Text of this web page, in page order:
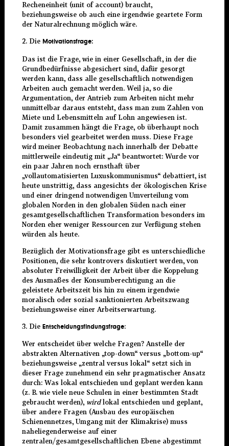
Recheneinheit (unit of account) braucht,
beziehungsweise ob auch eine irgendwie geartete Form
der Naturalrechnung möglich wäre.
2. DieMotivationsfrage:
Das ist die Frage, wie in einer Gesellschaft, in der die
Grundbedürfnisse abgesichert sind, dafür gesorgt
werden kann, dass alle gesellschaftlich notwendigen
Arbeiten auch gemacht werden. Weil ja, so die
Argumentation, der Antrieb zum Arbeiten nicht mehr
unmittelbar daraus entsteht, dass man zum Zahlen von
Miete und Lebensmitteln auf Lohn angewiesen ist.
Damit zusammen hängt die Frage, ob überhaupt noch
besonders viel gearbeitet werden muss. Diese Frage
wird meiner Beobachtung nach innerhalb der Debatte
mittlerweile eindeutig mit „Ja“ beantwortet: Wurde vor
ein paar Jahren noch ernsthaft über
„vollautomatisierten Luxuskommunismus“ debattiert, ist
heute unstrittig, dass angesichts der ökologischen Krise
und einer dringend notwendigen Umverteilung vom
globalen Norden in den globalen Süden nach einer
gesamtgesellschaftlichen Transformation besonders im
Norden eher weniger Ressourcen zur Verfügung stehen
würden als heute.
Bezüglich der Motivationsfrage gibt es unterschiedliche
Positionen, die sehr kontrovers diskutiert werden, von
absoluter Freiwilligkeit der Arbeit über die Koppelung
des Ausmaßes der Konsumberechtigung an die
geleistete Arbeitszeit bis hin zu einem irgendwie
moralisch oder sozial sanktionierten Arbeitszwang
beziehungsweise einer Arbeitserwartung.
3. DieEntscheidungsfindungsfrage:
Wer entscheidet über welche Fragen? Anstelle der
abstrakten Alternativen „top-down“ versus „bottom-up“
beziehungsweise „zentral versus lokal“ setzt sich in
dieser Frage zunehmend ein sehr pragmatischer Ansatz
durch: Was lokal entschieden und geplant werden kann
(z. B. wie viele neue Schulen in einer bestimmten Stadt
gebraucht werden), wirdlokal entschieden und geplant,
über andere Fragen (Ausbau des europäischen
Schienennetzes, Umgang mit der Klimakrise) muss
naheliegenderweise auf einer
zentralen/gesamtgesellschaftlichen Ebene abgestimmt